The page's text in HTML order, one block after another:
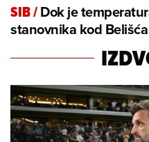
SIB/Dok je
stanovnika kod